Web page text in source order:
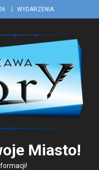
WYDARZENIA
Miasto!